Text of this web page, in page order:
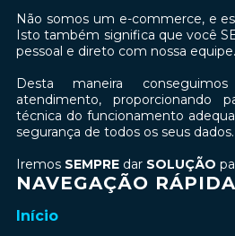
Não somos um e-commerce, e
Isto também significa que você
pessoal e direto com nossa equipe.
Desta maneira
atendimento, proporcionando
técnica do funcionamento
segurança de todos os seus dados.
Iremos SEMPRE dar SOLUÇÃO
NAVEGAÇÃO RÁPIDA
Início